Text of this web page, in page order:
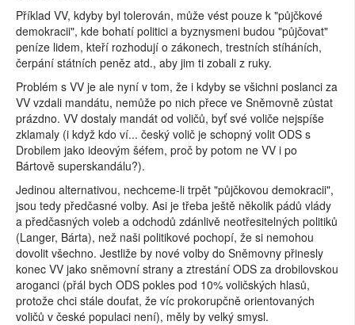
Příklad VV, kdyby byl tolerován, může vést pouze k "půjčkové
demokracii", kde bohatí politici a byznysmeni budou "půjčovat"
peníze lidem, kteří rozhodují o zákonech, trestních stíháních,
čerpání státních peněz atd., aby jim ti zobali z ruky.
Problém s VV je ale nyní v tom, že i kdyby se všichni poslanci za
VV vzdali mandátu, nemůže po nich přece ve Sněmovně zůstat
prázdno. VV dostaly mandát od voličů, byť své voliče nejspíše
zklamaly (i když kdo ví... český volič je schopný volit ODS s
Drobilem jako ideovým šéfem, proč by potom ne VV i po
Bártově superskandálu?).
Jedinou alternativou, nechceme-li trpět "půjčkovou demokracii",
jsou tedy předčasné volby. Asi je třeba ještě několik pádů vlády
a předčasných voleb a odchodů zdánlivě neotřesitelných politiků
(Langer, Bárta), než naši politikové pochopí, že si nemohou
dovolit všechno. Jestliže by nové volby do Sněmovny přinesly
konec VV jako sněmovní strany a ztrestání ODS za drobilovskou
aroganci (přál bych ODS pokles pod 10% voličských hlasů,
protože chci stále doufat, že víc prokorupčně orientovaných
voličů v české populaci není), měly by velký smysl.